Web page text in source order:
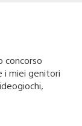
concorso
i miei genitori